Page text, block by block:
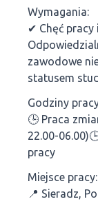
Wymagania:
✔ Chęć
zawodowe
statusem
Godziny
🕒 Praca
22.00-
pracy
Miejsce pracy:
📍 Sieradz,